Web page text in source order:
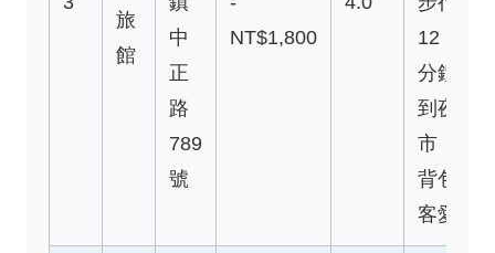
旅
館
中
正
路
789
號
NT$1,800
12
分鐘
到夜
市，
背包
客愛